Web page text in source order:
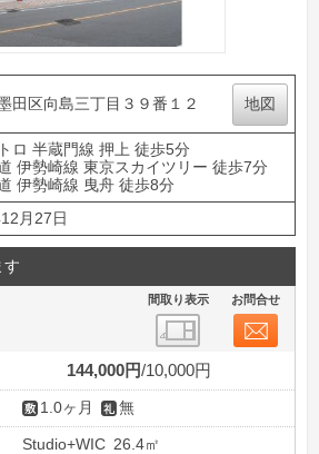
田区向島三丁目３９番１２ 地図
ロ 半蔵門線 押上 徒歩5分
伊勢崎線 東京スカイツリー 徒歩7分
伊勢崎線 曳舟 徒歩8分
月27日
す
間取り表示 お問合せ
144,000円 10,000円
1.0ヶ月 無
Studio+WIC 26.4㎡